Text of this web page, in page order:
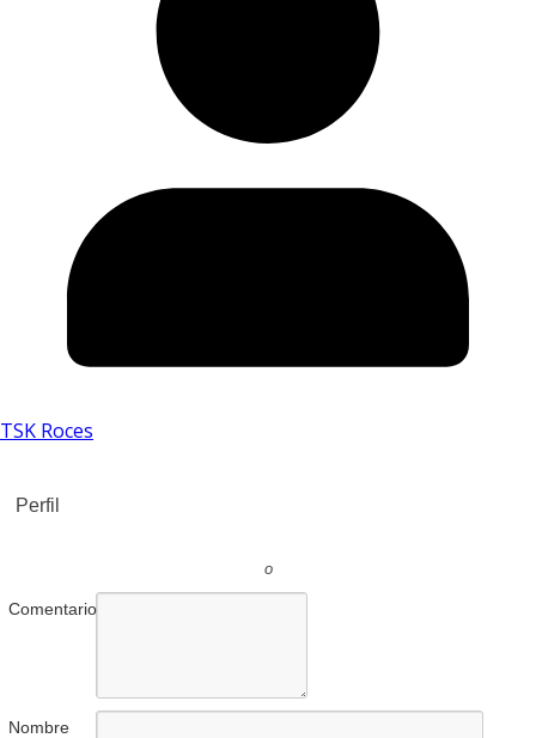
TSK Roces
Perfil
o
Comentario
Nombre